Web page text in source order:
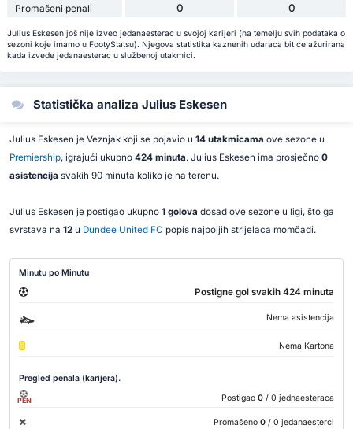
Promašeni penali 0 0
Julius Eskesen još nije izveo jedanaesterac u svojoj karijeri (na temelju svih podataka o
sezoni koje imamo u FootyStatsu). Njegova statistika kaznenih udaraca bit će ažurirana
kada izvede jedanaesterac u službenoj utakmici.
Statistička analiza Julius Eskesen
Julius Eskesen je Veznjak koji se pojavio u 14 utakmicama ove sezone u
Premiership, igrajući ukupno 424 minuta. Julius Eskesen ima prosječno 0
asistencija svakih 90 minuta koliko je na terenu.
Julius Eskesen je postigao ukupno 1 golova dosad ove sezone u ligi, što ga
svrstava na 12u Dundee United FC popis najboljih strijelaca momčadi.
Minutu po Minutu
Postigne gol svakih 424 minuta
Nema asistencija
Nema Kartona
Pregled penala (karijera).
PEN Postigao 0 / 0 jednaesteraca
Promašeno 0 / 0 jedanaesterci